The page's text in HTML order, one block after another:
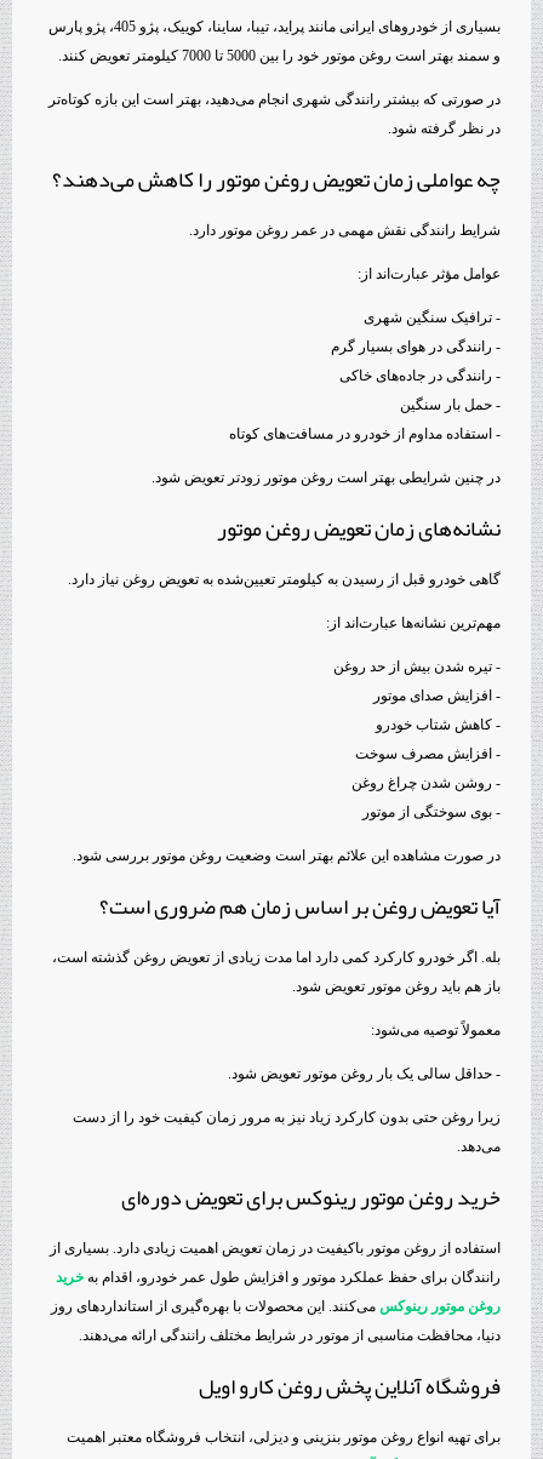
بسیاری از خودروهای ایرانی مانند پراید، تیبا، ساینا، کوییک، پژو 405، پژو پارس
و سمند بهتر است روغن موتور خود را بین 5000 تا 7000 کیلومتر تعویض کنند.
در صورتی که بیشتر رانندگی شهری انجام می‌دهید، بهتر است این بازه کوتاه‌تر
در نظر گرفته شود.
چه عواملی زمان تعویض روغن موتور را کاهش می‌دهند؟
شرایط رانندگی نقش مهمی در عمر روغن موتور دارد.
عوامل مؤثر عبارت‌اند از:
- ترافیک سنگین شهری
- رانندگی در هوای بسیار گرم
- رانندگی در جاده‌های خاکی
- حمل بار سنگین
- استفاده مداوم از خودرو در مسافت‌های کوتاه
در چنین شرایطی بهتر است روغن موتور زودتر تعویض شود.
نشانه‌های زمان تعویض روغن موتور
گاهی خودرو قبل از رسیدن به کیلومتر تعیین‌شده به تعویض روغن نیاز دارد.
مهم‌ترین نشانه‌ها عبارت‌اند از:
- تیره شدن بیش از حد روغن
- افزایش صدای موتور
- کاهش شتاب خودرو
- افزایش مصرف سوخت
- روشن شدن چراغ روغن
- بوی سوختگی از موتور
در صورت مشاهده این علائم بهتر است وضعیت روغن موتور بررسی شود.
آیا تعویض روغن بر اساس زمان هم ضروری است؟
بله. اگر خودرو کارکرد کمی دارد اما مدت زیادی از تعویض روغن گذشته است،
باز هم باید روغن موتور تعویض شود.
معمولاً توصیه می‌شود:
- حداقل سالی یک بار روغن موتور تعویض شود.
زیرا روغن حتی بدون کارکرد زیاد نیز به مرور زمان کیفیت خود را از دست
می‌دهد.
خرید روغن موتور رینوکس برای تعویض دوره‌ای
استفاده از روغن موتور باکیفیت در زمان تعویض اهمیت زیادی دارد. بسیاری از
رانندگان برای حفظ عملکرد موتور و افزایش طول عمر خودرو، اقدام به خرید
روغن موتور رینوکس می‌کنند. این محصولات با بهره‌گیری از استانداردهای روز
دنیا، محافظت مناسبی از موتور در شرایط مختلف رانندگی ارائه می‌دهند.
فروشگاه آنلاین پخش روغن کارو اویل
برای تهیه انواع روغن موتور بنزینی و دیزلی، انتخاب فروشگاه معتبر اهمیت